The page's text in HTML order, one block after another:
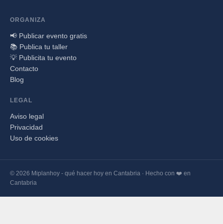
ORGANIZA
📢 Publicar evento gratis
📚 Publica tu taller
💡 Publicita tu evento
Contacto
Blog
LEGAL
Aviso legal
Privacidad
Uso de cookies
© 2026 Miplanhoy - qué hacer hoy en Cantabria · Hecho con ❤️ en
Cantabria